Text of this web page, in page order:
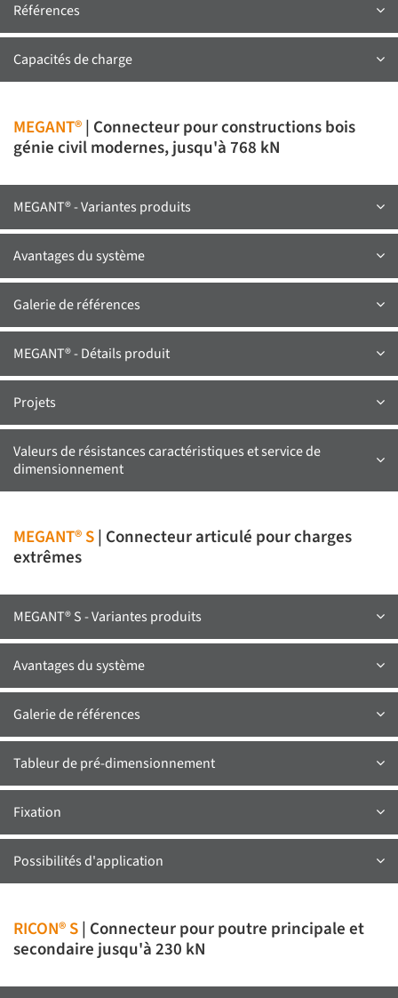
Références
Capacités de charge
MEGANT®| Connecteur pour constructions bois
génie civil modernes, jusqu'à 768 kN
MEGANT® - Variantes produits
Avantages du système
Galerie de références
MEGANT® - Détails produit
Projets
Valeurs de résistances caractéristiques et service de
dimensionnement
MEGANT® S| Connecteur articulé pour charges
extrêmes
MEGANT® S - Variantes produits
Avantages du système
Galerie de références
Tableur de pré-dimensionnement
Fixation
Possibilités d'application
RICON® S| Connecteur pour poutre principale et
secondaire jusqu'à 230 kN